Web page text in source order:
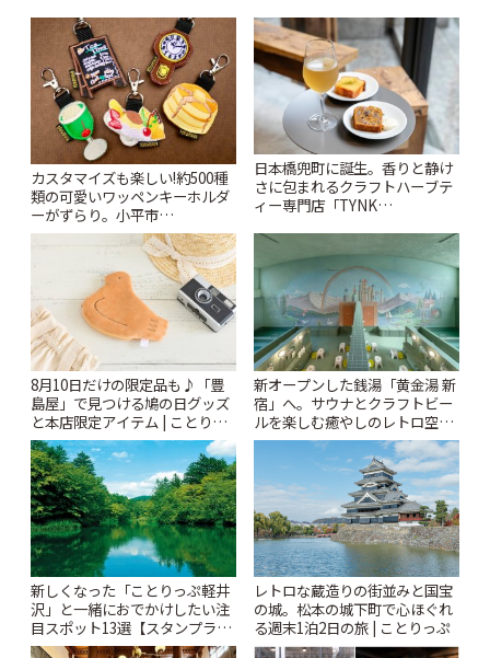
カスタマイズも楽しい!約500種
類の可愛いワッペンキーホルダ
ーがずらり。小平市
「Kimamaya T&K」 | ことりっ
日本橋兜町に誕生。香りと静け
さに包まれるクラフトハーブテ
ィー専門店「TYNK
8月10日だけの限定品も♪「豊
島屋」で見つける鳩の日グッズ
と本店限定アイテム | ことりっ
ぷ
新オープンした銭湯「黄金湯 新
宿」へ。サウナとクラフトビー
ルを楽しむ癒やしのレトロ空間
| ことりっぷ
新しくなった「ことりっぷ軽井
沢」と一緒におでかけしたい注
目スポット13選【スタンプラリ
ー開催中】 | ことりっぷ
レトロな蔵造りの街並みと国宝
の城。松本の城下町で心ほぐれ
る週末1泊2日の旅 | ことりっぷ